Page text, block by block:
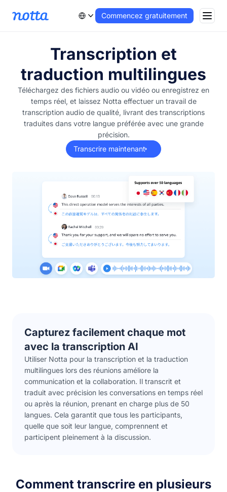
Commencez gratuitement
Transcription et
traduction multilingues
Téléchargez des fichiers audio ou vidéo ou enregistrez en
temps réel, et laissez Notta effectuer un travail de
transcription audio de qualité, livrant des transcriptions
traduites dans votre langue préférée avec une grande
précision.
Transcrire maintenant
Capturez facilement chaque mot
avec la transcription AI
Utiliser Notta pour la transcription et la traduction
multilingues lors des réunions améliore la
communication et la collaboration. Il transcrit et
traduit avec précision les conversations en temps réel
ou après la réunion, prenant en charge plus de 50
langues. Cela garantit que tous les participants,
quelle que soit leur langue, comprennent et
participent pleinement à la discussion.
Comment transcrire en plusieurs